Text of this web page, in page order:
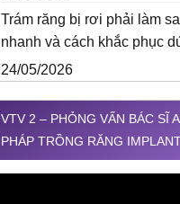
Trám răng bị rơi phải làm
nhanh và cách khắc phục
24/05/2026
VTV 2 – PHỎNG VẤN BÁC SĨ
PHÁP TRỒNG RĂNG